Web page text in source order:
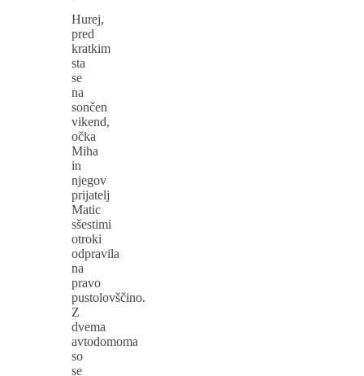
Hurej,
pred
kratkim
sta
se
na
sončen
vikend,
očka
Miha
in
njegov
prijatelj
Matic
sšestimi
otroki
odpravila
na
pravo
pustolovščino.
Z
dvema
avtodomoma
so
se